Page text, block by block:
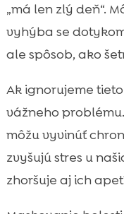
„má len zlý deň“.
vyhýba se
ale spôsob, ako
Ak ignorujeme
vážneho
môžu vyvinúť
zvyšujú stres u
zhoršuje aj ich